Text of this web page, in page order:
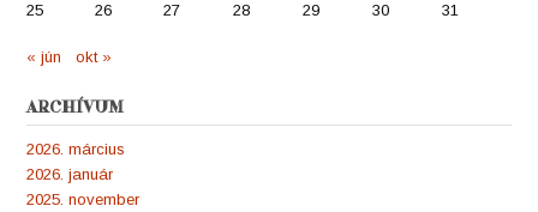
25
26 27 28 29 30 31
« jún okt »
ARCHÍVUM
2026. március
2026. január
2025. november